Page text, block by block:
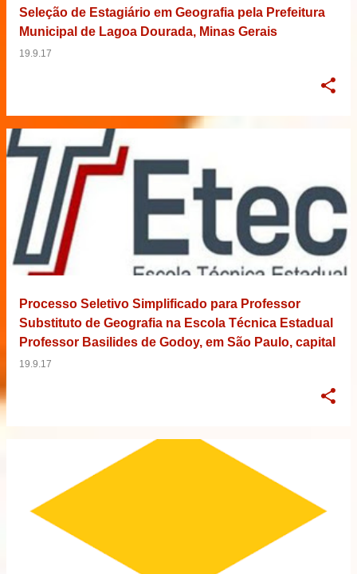
Seleção de Estagiário em Geografia pela Prefeitura
Municipal de Lagoa Dourada, Minas Gerais
19.9.17
Processo Seletivo Simplificado para Professor
Substituto de Geografia na Escola Técnica Estadual
Professor Basilides de Godoy, em São Paulo, capital
19.9.17